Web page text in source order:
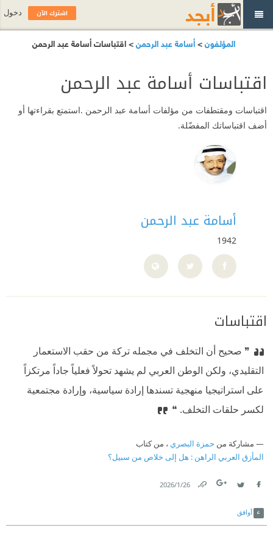
المؤلفون>أسامة عبد الرحمن> اقتباسات أسامة عبد الرحمن
اقتباسات أسامة عبد الرحمن
اقتباسات ومقتطفات من مؤلفات أسامة عبد الرحمن .استمتع بقراءتها أو
أضف اقتباساتك المفضّلة.
أسامة عبد الرحمن
1942
اقتباسات
❞ صحيح أن التخلف في مجمله تركة من حقب الاستعمار
التقليدي، ولكن الوطن العربي لم يشهد تحولاً فعلياً جاداً مرتكزاً
على استراتيجيا منهجية تسندها إرادة سياسية، وإرادة مجتمعية
لكسر حلقات التخلف. ❝
مشاركة من حمزة البصري ، من كتاب
المأزق العربي الراهن : هل إلى خلاص من سبيل؟
26‏/1‏/2026
أوافق
اشترك الآن دخول